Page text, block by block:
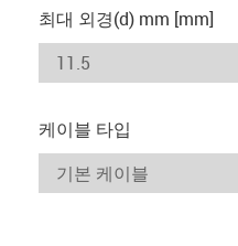
최대 외경(d) mm [mm]
케이블 타입